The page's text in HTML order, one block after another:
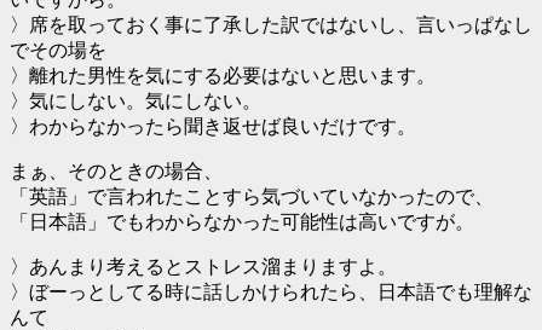
〉席を取っておく事に了承した訳ではないし、言いっぱなし
でその場を
〉離れた男性を気にする必要はないと思います。
〉気にしない。気にしない。
〉わからなかったら聞き返せば良いだけです。
まぁ、そのときの場合、
「英語」で言われたことすら気づいていなかったので、
「日本語」でもわからなかった可能性は高いですが。
〉あんまり考えるとストレス溜まりますよ。
〉ぼーっとしてる時に話しかけられたら、日本語でも理解な
んて